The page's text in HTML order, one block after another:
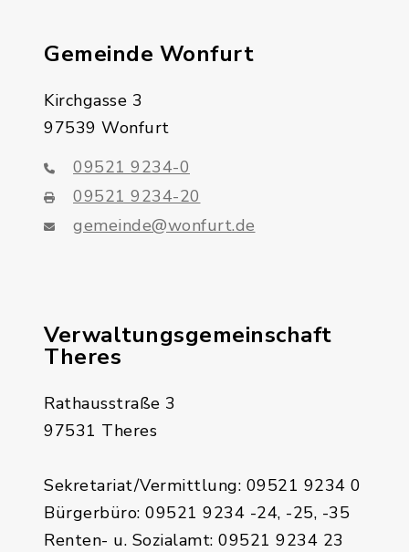
Gemeinde Wonfurt
Kirchgasse 3
97539 Wonfurt
09521 9234-0
09521 9234-20
gemeinde@wonfurt.de
Verwaltungsgemeinschaft
Theres
Rathausstraße 3
97531 Theres
Sekretariat/Vermittlung: 09521 9234 0
Bürgerbüro: 09521 9234 -24, -25, -35
Renten- u. Sozialamt: 09521 9234 23